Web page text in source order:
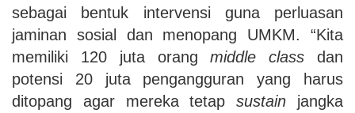
sebagai bentuk intervensi guna perluasan
jaminan sosial dan menopang UMKM. “Kita
memiliki 120 juta orangmiddle class dan
potensi 20 juta pengangguran yang harus
ditopang agar mereka tetapsustain jangka